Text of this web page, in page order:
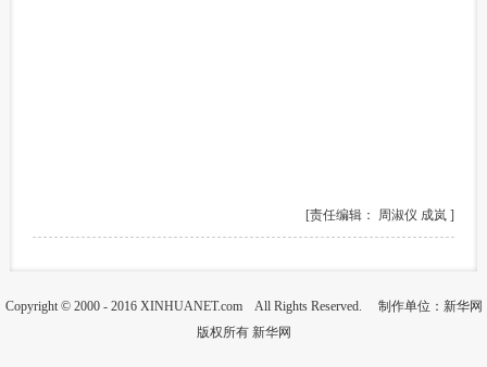
[责任编辑： 周淑仪 成岚 ]
Copyright © 2000 - 2016 XINHUANET.com All Rights Reserved. 制作单位：新华网
版权所有 新华网